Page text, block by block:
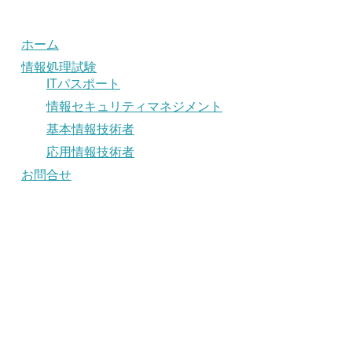
ホーム
情報処理試験
ITパスポート
情報セキュリティマネジメント
基本情報技術者
応用情報技術者
お問合せ